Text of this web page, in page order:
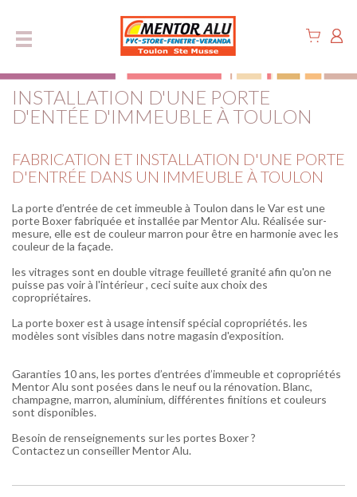
INSTALLATION D'UNE PORTE
D'ENTÉE D'IMMEUBLE À TOULON
FABRICATION ET INSTALLATION D'UNE PORTE
D'ENTRÉE DANS UN IMMEUBLE À TOULON
La porte d’entrée de cet immeuble à Toulon dans le Var est une
porte Boxer fabriquée et installée par Mentor Alu. Réalisée sur-
mesure, elle est de couleur marron pour être en harmonie avec les
couleur de la façade.
les vitrages sont en double vitrage feuilleté granité afin qu'on ne
puisse pas voir à l'intérieur , ceci suite aux choix des
copropriétaires.
La porte boxer est à usage intensif spécial copropriétés. les
modèles sont visibles dans notre magasin d'exposition.
Garanties 10 ans, les portes d’entrées d’immeuble et copropriétés
Mentor Alu sont posées dans le neuf ou la rénovation. Blanc,
champagne, marron, aluminium, différentes finitions et couleurs
sont disponibles.
Besoin de renseignements sur les portes Boxer ?
Contactez un conseiller Mentor Alu.